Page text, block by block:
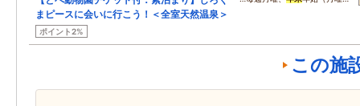
まピースに会いに行こう！＜全室天然温泉＞
ポイント2%
この施